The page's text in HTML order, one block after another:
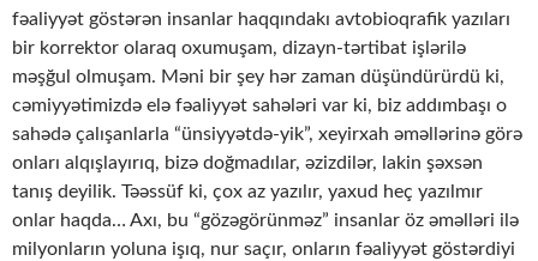
fəaliyyət göstərən insanlar haqqındakı avtobioqrafik yazıları
bir korrektor olaraq oxumuşam, dizayn-tərtibat işlərilə
məşğul olmuşam. Məni bir şey hər zaman düşündürürdü ki,
cəmiyyətimizdə elə fəaliyyət sahələri var ki, biz addımbaşı o
sahədə çalışanlarla “ünsiyyətdə-yik”, xeyirxah əməllərinə görə
onları alqışlayırıq, bizə doğmadılar, əzizdilər, lakin şəxsən
tanış deyilik. Təəssüf ki, çox az yazılır, yaxud heç yazılmır
onlar haqda… Axı, bu “gözəgörünməz” insanlar öz əməlləri ilə
milyonların yoluna işıq, nur saçır, onların fəaliyyət göstərdiyi